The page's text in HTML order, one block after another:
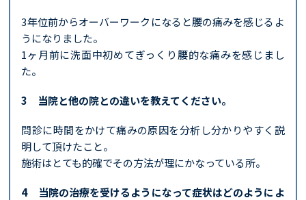
3年位前からオーバーワークになると腰の痛みを感じるよ
うになりました。
1ヶ月前に洗面中初めてぎっくり腰的な痛みを感じまし
た。
3 当院と他の院との違いを教えてください。
問診に時間をかけて痛みの原因を分析し分かりやすく説
明して頂けたこと。
施術はとても的確でその方法が理にかなっている所。
4 当院の治療を受けるようになって症状はどのようによ